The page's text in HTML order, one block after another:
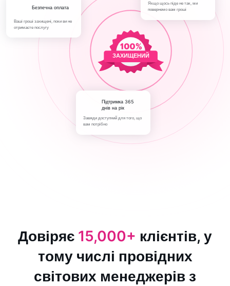
ЗАХИЩЕНИЙ
Безпечна оплата
Ваші гроші захищені, поки ви не
отримаєте послугу
Якщо щось піде не так, ми
повернемо вам гроші
Підтримка 365
днів на рік
Завжди доступний для того, що
вам потрібно
Довіряє 15,000+ клієнтів, у
тому числі провідних
світових менеджерів з